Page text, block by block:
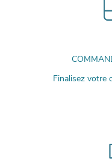
Finalisez votre